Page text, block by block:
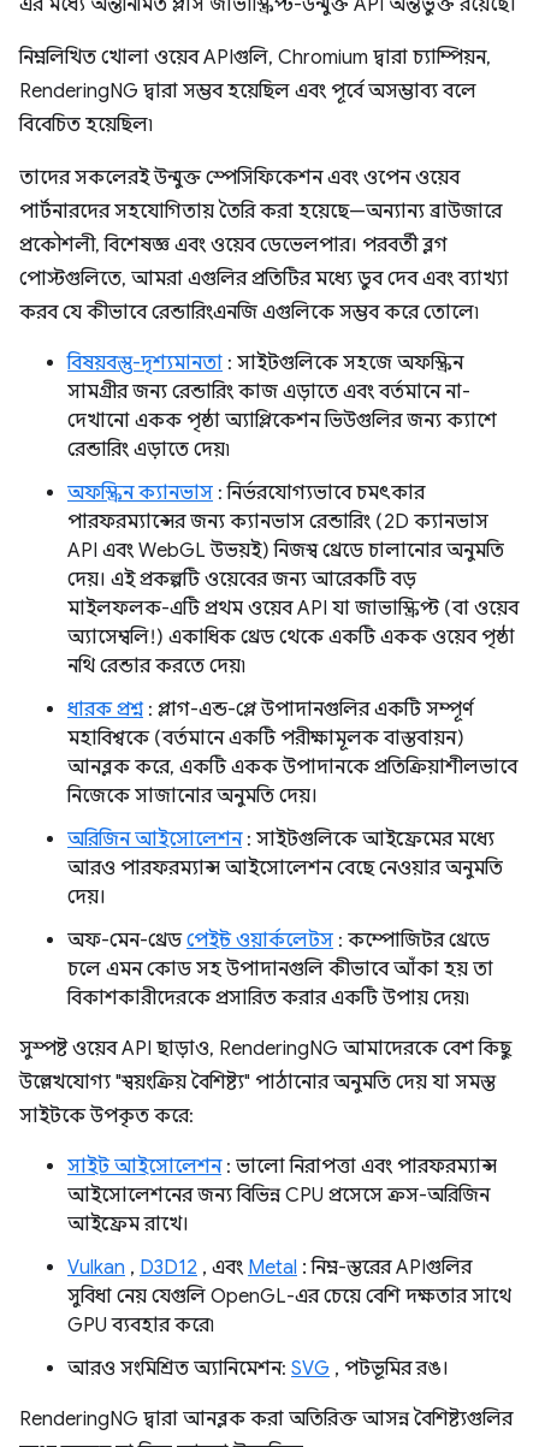
এর মধ্যে অন্তর্নির্মিত প্লাস জাভাস্ক্রিপ্ট-উন্মুক্ত API অন্তর্ভুক্ত রয়েছে।
নিম্নলিখিত খোলা ওয়েব APIগুলি, Chromium দ্বারা চ্যাম্পিয়ন,
RenderingNG দ্বারা সম্ভব হয়েছিল এবং পূর্বে অসম্ভাব্য বলে
বিবেচিত হয়েছিল৷
তাদের সকলেরই উন্মুক্ত স্পেসিফিকেশন এবং ওপেন ওয়েব
পার্টনারদের সহযোগিতায় তৈরি করা হয়েছে—অন্যান্য ব্রাউজারে
প্রকৌশলী, বিশেষজ্ঞ এবং ওয়েব ডেভেলপার। পরবর্তী ব্লগ
পোস্টগুলিতে, আমরা এগুলির প্রতিটির মধ্যে ডুব দেব এবং ব্যাখ্যা
করব যে কীভাবে রেন্ডারিংএনজি এগুলিকে সম্ভব করে তোলে৷
বিষয়বস্তু-দৃশ্যমানতা : সাইটগুলিকে সহজে অফস্ক্রিন
সামগ্রীর জন্য রেন্ডারিং কাজ এড়াতে এবং বর্তমানে না-
দেখানো একক পৃষ্ঠা অ্যাপ্লিকেশন ভিউগুলির জন্য ক্যাশে
রেন্ডারিং এড়াতে দেয়৷
অফস্ক্রিন ক্যানভাস : নির্ভরযোগ্যভাবে চমৎকার
পারফরম্যান্সের জন্য ক্যানভাস রেন্ডারিং (2D ক্যানভাস
API এবং WebGL উভয়ই) নিজস্ব থ্রেডে চালানোর অনুমতি
দেয়। এই প্রকল্পটি ওয়েবের জন্য আরেকটি বড়
মাইলফলক-এটি প্রথম ওয়েব API যা জাভাস্ক্রিপ্ট (বা ওয়েব
অ্যাসেম্বলি!) একাধিক থ্রেড থেকে একটি একক ওয়েব পৃষ্ঠা
নথি রেন্ডার করতে দেয়৷
ধারক প্রশ্ন: প্লাগ-এন্ড-প্লে উপাদানগুলির একটি সম্পূর্ণ
মহাবিশ্বকে (বর্তমানে একটি পরীক্ষামূলক বাস্তবায়ন)
আনব্লক করে, একটি একক উপাদানকে প্রতিক্রিয়াশীলভাবে
নিজেকে সাজানোর অনুমতি দেয়।
অরিজিন আইসোলেশন: সাইটগুলিকে আইফ্রেমের মধ্যে
আরও পারফরম্যান্স আইসোলেশন বেছে নেওয়ার অনুমতি
দেয়।
অফ-মেন-থ্রেডপেইন্ট ওয়ার্কলেটস : কম্পোজিটর থ্রেডে
চলে এমন কোড সহ উপাদানগুলি কীভাবে আঁকা হয় তা
বিকাশকারীদেরকে প্রসারিত করার একটি উপায় দেয়৷
সুস্পষ্ট ওয়েব API ছাড়াও, RenderingNG আমাদেরকে বেশ কিছু
উল্লেখযোগ্য "স্বয়ংক্রিয় বৈশিষ্ট্য" পাঠানোর অনুমতি দেয় যা সমস্ত
সাইটকে উপকৃত করে:
সাইট আইসোলেশন: ভালো নিরাপত্তা এবং পারফরম্যান্স
আইসোলেশনের জন্য বিভিন্ন CPU প্রসেসে ক্রস-অরিজিন
আইফ্রেম রাখে।
Vulkan , D3D12 , এবং Metal : নিম্ন-স্তরের APIগুলির
সুবিধা নেয় যেগুলি OpenGL-এর চেয়ে বেশি দক্ষতার সাথে
GPU ব্যবহার করে৷
আরও সংমিশ্রিত অ্যানিমেশন: SVG , পটভূমির রঙ।
RenderingNG দ্বারা আনব্লক করা অতিরিক্ত আসন্ন বৈশিষ্ট্যগুলির